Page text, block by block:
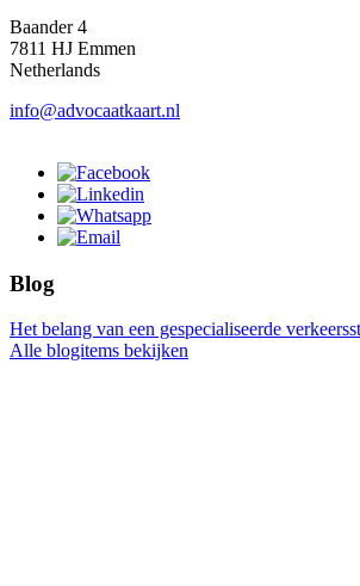
Baander 4
7811 HJ Emmen
Netherlands
info@advocaatkaart.nl
Blog
Het belang van een gespecialiseerde
Alle blogitems bekijken